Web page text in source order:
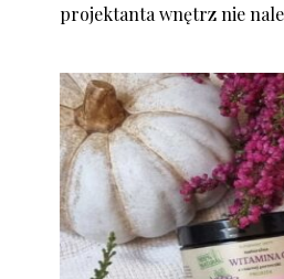
projektanta wnętrz nie